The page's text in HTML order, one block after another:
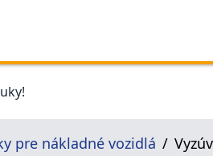
pre nákladné vozidlá